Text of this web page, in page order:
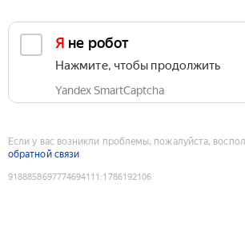
Я не робот
Нажмите, чтобы продолжить
Yandex SmartCaptcha
Если у вас возникли проблемы, пожалуйста,
обратной связи
9188858697774694111 :1786192106